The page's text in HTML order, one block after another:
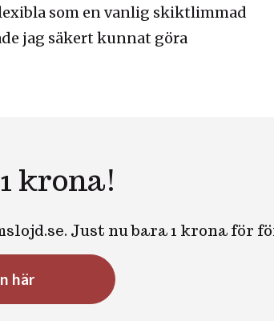
som en vanlig skiktlimmad
jag säkert kunnat göra
krona!
Just nu bara 1 krona för
här